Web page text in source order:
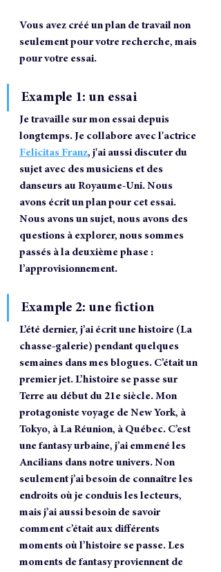
Vous avez créé un plan de travail non
seulement pour votre recherche, mais
pour votre essai.
Example 1: un essai
Je travaille sur mon essai depuis
longtemps. Je collabore avec l'actrice
Felicitas Franz, j'ai aussi discuter du
sujet avec des musiciens et des
danseurs au Royaume-Uni. Nous
avons écrit un plan pour cet essai.
Nous avons un sujet, nous avons des
questions à explorer, nous sommes
passés à la deuxième phase :
l’approvisionnement.
Example 2: une fiction
L’été dernier, j’ai écrit une histoire (La
chasse-galerie) pendant quelques
semaines dans mes blogues. C’était un
premier jet. L’histoire se passe sur
Terre au début du 21e siècle. Mon
protagoniste voyage de New York, à
Tokyo, à La Réunion, à Québec. C’est
une fantasy urbaine, j’ai emmené les
Ancilians dans notre univers. Non
seulement j’ai besoin de connaître les
endroits où je conduis les lecteurs,
mais j’ai aussi besoin de savoir
comment c’était aux différents
moments où l’histoire se passe. Les
moments de fantasy proviennent de